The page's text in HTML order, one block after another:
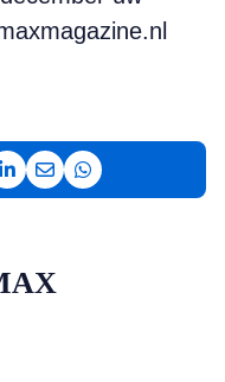
op Facebook
Deel op LinkedIn
Deel via e-mail
Deel via